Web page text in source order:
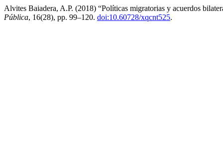
Alvites Baiadera, A.P. (2018) “Políticas migratorias y acuerdos
Pública, 16(28), pp. 99–120. doi:10.60728/xqcnt525.